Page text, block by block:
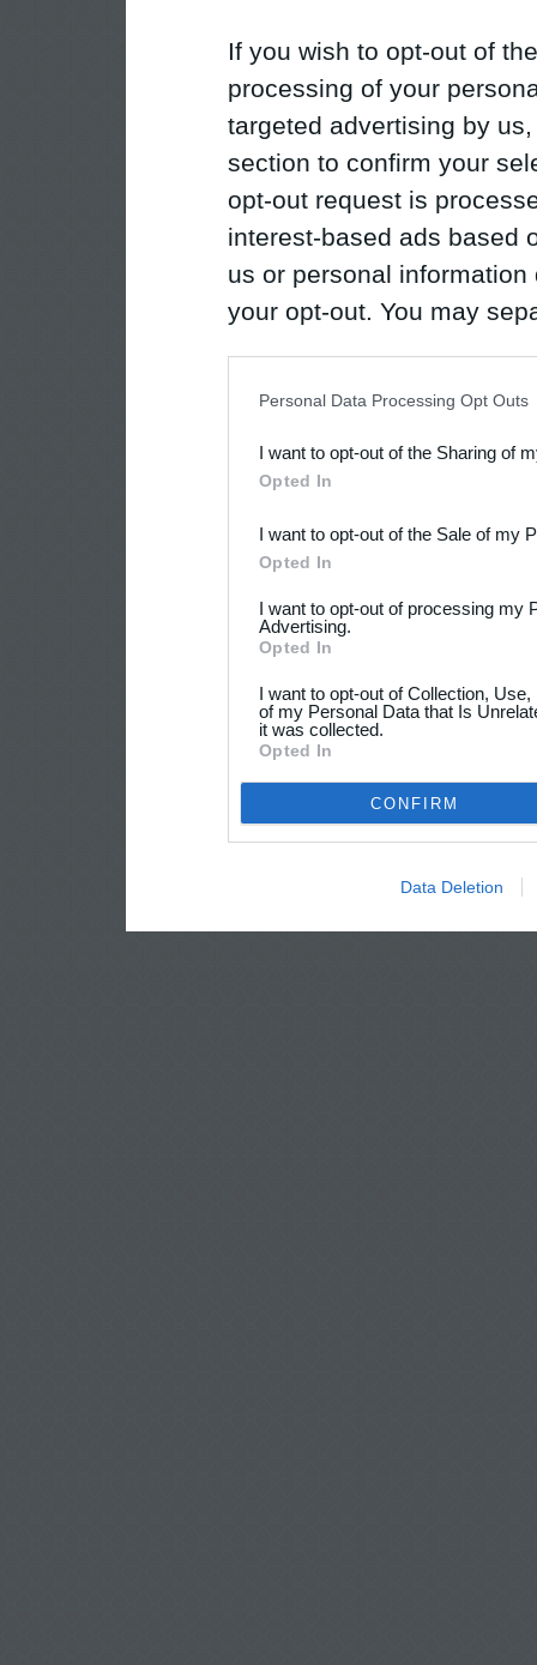
If you wish to opt-out of
processing of your
targeted advertising by
section to confirm your
opt-out request is
interest-based ads based
us or personal
your opt-out. You may
Downstream Participants
third parties.
Personal Data Processing Opt Outs
I want to opt-out of the Sharing of
Opted In
I want to opt-out of the Sale of my
Opted In
I want to opt-out of processing my
Advertising.
Opted In
I want to opt-out of Collection,
of my Personal Data that Is
it was collected.
Opted In
CONFIRM
Data Deletion